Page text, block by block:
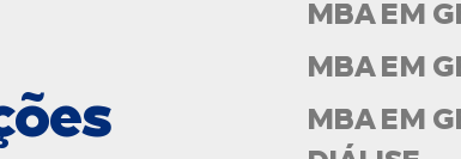
MBA EM
MBA EM
MBA EM
DIÁLISE